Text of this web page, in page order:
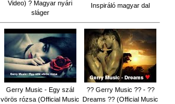
Video) ? Magyar nyári
sláger
Inspiráló magyar dal
Gerry Music - Egy szál
vörös rózsa (Official Music
?? Gerry Music ?? - ??
Dreams ?? (Official Music